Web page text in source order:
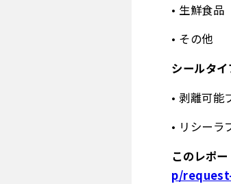
• 生鮮食品
• その他
シールタイ
• 剥離可能
• リシーラ
このレポ
p/